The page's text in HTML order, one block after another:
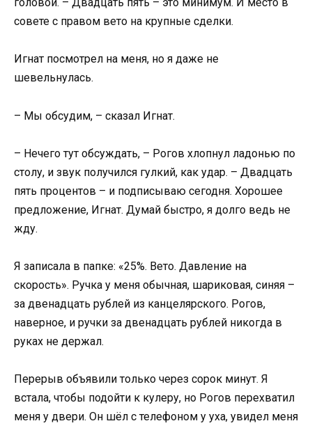
совете с правом вето на крупные сделки.
Игнат посмотрел на меня, но я даже не
шевельнулась.
– Мы обсудим, – сказал Игнат.
– Нечего тут обсуждать, – Рогов хлопнул ладонью по
столу, и звук получился гулкий, как удар. – Двадцать
пять процентов – и подписываю сегодня. Хорошее
предложение, Игнат. Думай быстро, я долго ведь не
жду.
Я записала в папке: «25%. Вето. Давление на
скорость». Ручка у меня обычная, шариковая, синяя –
за двенадцать рублей из канцелярского. Рогов,
наверное, и ручки за двенадцать рублей никогда в
руках не держал.
Перерыв объявили только через сорок минут. Я
встала, чтобы подойти к кулеру, но Рогов перехватил
меня у двери. Он шёл с телефоном у уха, увидел меня